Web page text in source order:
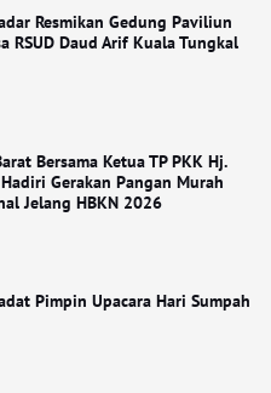
Resmikan Gedung Paviliun
RSUD Daud Arif Kuala Tungkal
Bersama Ketua TP PKK Hj.
Gerakan Pangan Murah
Jelang HBKN 2026
Pimpin Upacara Hari Sumpah